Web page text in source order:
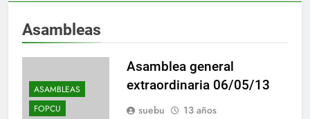
Asambleas
ASAMBLEAS
FOPCU
Asamblea general
extraordinaria 06/05/13
suebu
13 años